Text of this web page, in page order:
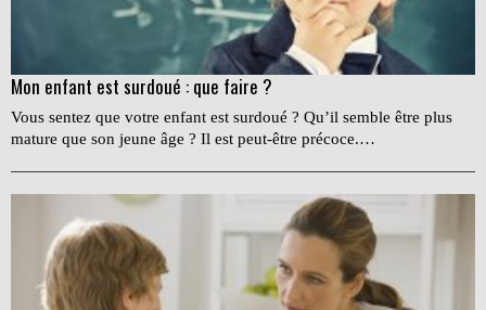
Mon enfant est surdoué : que faire ?
Vous sentez que votre enfant est surdoué ? Qu’il semble être plus
mature que son jeune âge ? Il est peut-être précoce.…